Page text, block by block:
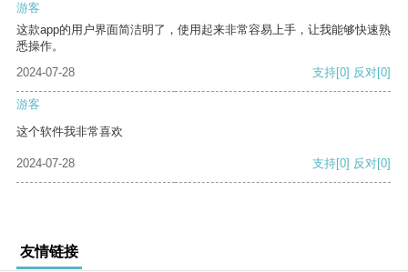
游客
这款app的用户界面简洁明了，使用起来非常容易上手，让我能够快速熟
悉操作。
2024-07-28
支持[0] 反对[0]
游客
这个软件我非常喜欢
2024-07-28 支持[0] 反对[0]
友情链接